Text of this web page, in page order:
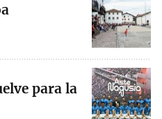
para la